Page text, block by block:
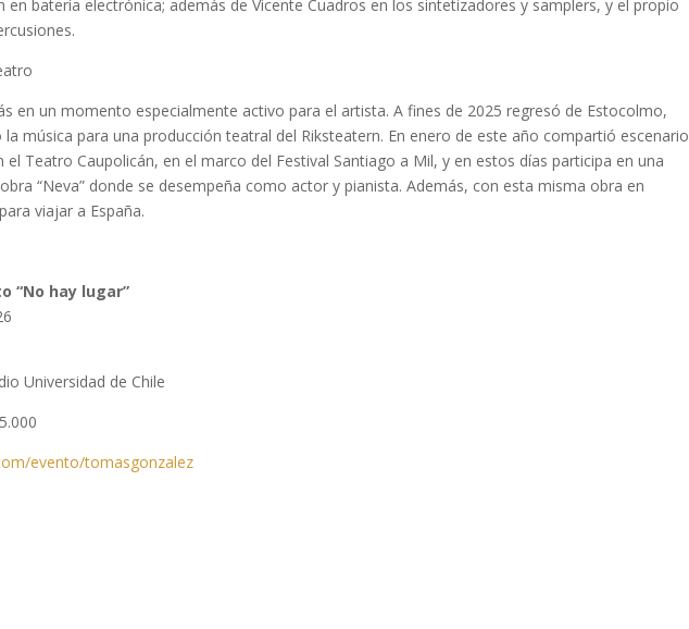
en batería electrónica; además de Vicente Cuadros en los sintetizadores y samplers, y el propio
en un momento especialmente activo para el artista. A fines de 2025 regresó de Estocolmo,
la música para una producción teatral del Riksteatern. En enero de este año compartió escenario
Teatro Caupolicán, en el marco del Festival Santiago a Mil, y en estos días participa en una
“Neva” donde se desempeña como actor y pianista. Además, con esta misma obra en
viajar a España.
“No hay lugar”
Universidad de Chile
evento/tomasgonzalez